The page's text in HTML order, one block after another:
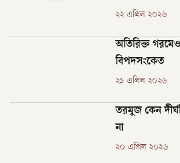
২২ এপ্রিল ২০২৬
অতিরিক্ত
বিপদসংকেত
২১ এপ্রিল ২০২৬
তরমুজ কেন
না
২০ এপ্রিল ২০২৬